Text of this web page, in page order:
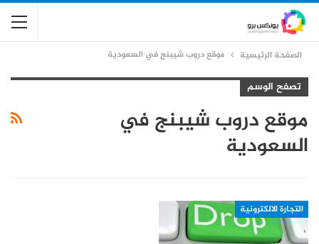
الصفحة الرئيسية موقع دروب شيبنج في السعودية
تصفح الوسم
موقع دروب شيبنج في
السعودية
التجارة الالكترونية